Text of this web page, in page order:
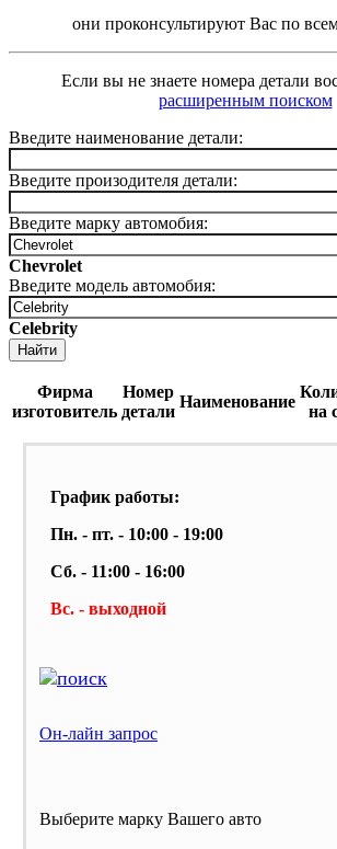
они проконсультируют Вас по
Если вы не знаете номера детали
расширенным поиском
Введите наименование детали:
Введите произодителя детали:
Введите марку автомобия:
Chevrolet
Введите модель автомобия:
Celebrity
Найти
Фирма
изготовитель
Номер
детали
Наименование
на
График работы:
Пн. - пт. - 10:00 - 19:00
Сб. - 11:00 - 16:00
Вс. - выходной
Он-лайн запрос
Выберите марку Вашего авто